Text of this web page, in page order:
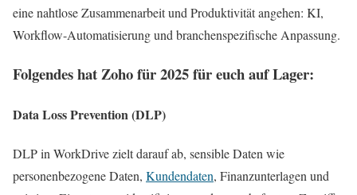
eine nahtlose Zusammenarbeit und Produktivität angehen: KI,
Workflow-Automatisierung und branchenspezifische Anpassung.
Folgendes hat Zoho für 2025 für euch auf Lager:
Data Loss Prevention (DLP)
DLP in WorkDrive zielt darauf ab, sensible Daten wie
personenbezogene Daten, Kundendaten, Finanzunterlagen und